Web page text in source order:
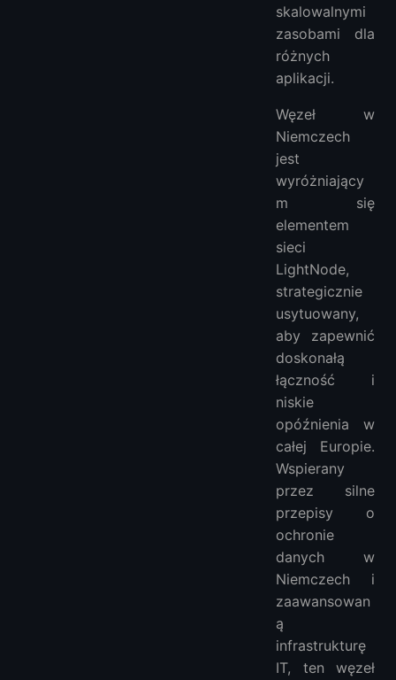
skalowalnymi
zasobami dla
różnych
aplikacji.
Węzeł w
Niemczech
jest
wyróżniający
m się
elementem
sieci
LightNode,
strategicznie
usytuowany,
aby zapewnić
doskonałą
łączność i
niskie
opóźnienia w
całej Europie.
Wspierany
przez silne
przepisy o
ochronie
danych w
Niemczech i
zaawansowan
ą
infrastrukturę
IT, ten węzeł